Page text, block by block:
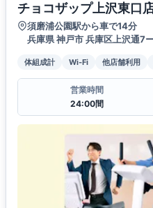
チョコザップ上沢東口
須磨浦公園駅から車で14分
兵庫県 神戸市 兵庫区上沢通7
体組成計 Wi-Fi 他店舗利用
営業時間
24:00間